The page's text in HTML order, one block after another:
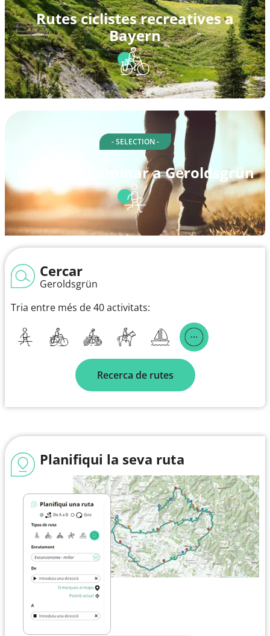
Rutes ciclistes recreatives a
Bayern
- SELECTION -
Rutes per caminar a Geroldsgrün
Cercar
Geroldsgrün
Tria entre més de 40 activitats:
Recerca de rutes
Planifiqui la seva ruta